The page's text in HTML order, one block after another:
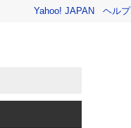
Yahoo! JAPAN ヘルプ